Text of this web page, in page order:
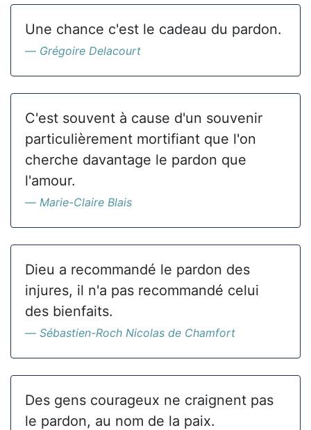
Une chance c'est le cadeau du pardon.
Grégoire Delacourt
C'est souvent à cause d'un souvenir
particulièrement mortifiant que l'on
cherche davantage le pardon que
l'amour.
Marie-Claire Blais
Dieu a recommandé le pardon des
injures, il n'a pas recommandé celui
des bienfaits.
Sébastien-Roch Nicolas de Chamfort
Des gens courageux ne craignent pas
le pardon, au nom de la paix.